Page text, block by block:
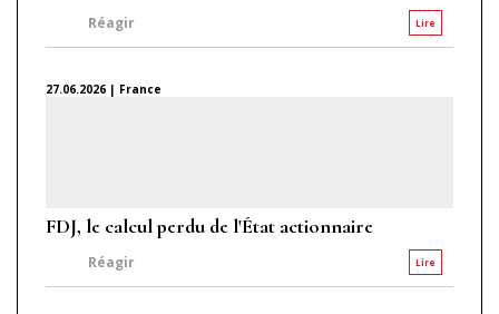
Lire
Réagir
27.06.2026 | France
FDJ, le calcul perdu de l'État actionnaire
Lire
Réagir